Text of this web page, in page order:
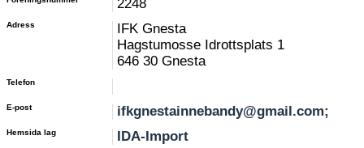
2248
Adress
IFK Gnesta
Hagstumosse Idrottsplats 1
646 30 Gnesta
Telefon
E-post ifkgnestainnebandy@gmail.com;
Hemsida lag IDA-Import